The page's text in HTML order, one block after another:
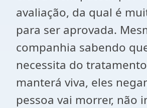
avaliação, da qual é
para ser aprovada.
companhia sabendo
necessita do
manterá viva, eles
pessoa vai morrer, não